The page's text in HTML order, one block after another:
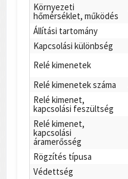
Környezeti
hőmérséklet, működés
Állítási tartomány
Kapcsolási különbség
Relé kimenetek
Relé kimenetek száma
Relé kimenet,
kapcsolási feszültség
Relé kimenet,
kapcsolási
áramerősség
Rögzítés típusa
Védettség